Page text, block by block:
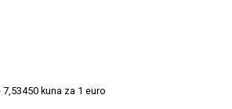
kuna za 1 euro